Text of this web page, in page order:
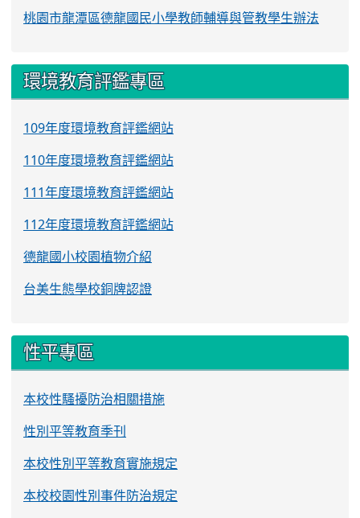
桃園市龍潭區德龍國民小學教師輔導與管教學生辦法
環境教育評鑑專區
109年度環境教育評鑑網站
110年度環境教育評鑑網站
111年度環境教育評鑑網站
112年度環境教育評鑑網站
德龍國小校園植物介紹
台美生態學校銅牌認證
性平專區
本校性騷擾防治相關措施
性別平等教育季刊
本校性別平等教育實施規定
本校校園性別事件防治規定